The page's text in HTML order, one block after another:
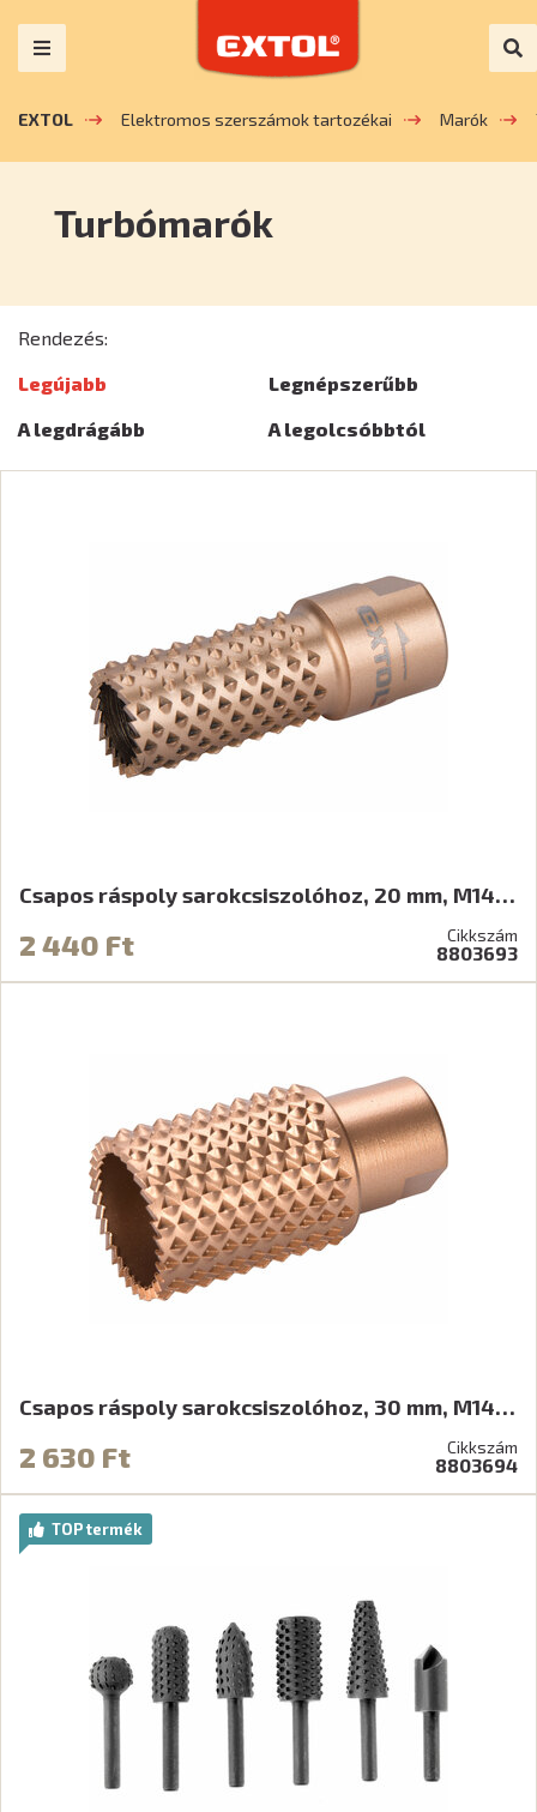
EXTOL Elektromos szerszámok tartozékai Marók
Turbómarók
Rendezés:
Legújabb
Legnépszerűbb
A legdrágább
A legolcsóbbtól
Csapos ráspoly sarokcsiszolóhoz, 20 mm, M14…
2 440 Ft Cikkszám
8803693
Csapos ráspoly sarokcsiszolóhoz, 30 mm, M14…
2 630 Ft Cikkszám
8803694
TOP termék